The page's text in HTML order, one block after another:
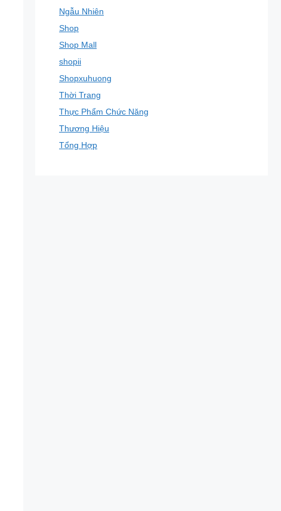
Ngẫu Nhiên
Shop
Shop Mall
shopii
Shopxuhuong
Thời Trang
Thực Phẩm Chức Năng
Thương Hiệu
Tổng Hợp